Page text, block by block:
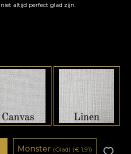
altijd perfect glad zijn.
Monster (Glad) (€ 1,91)